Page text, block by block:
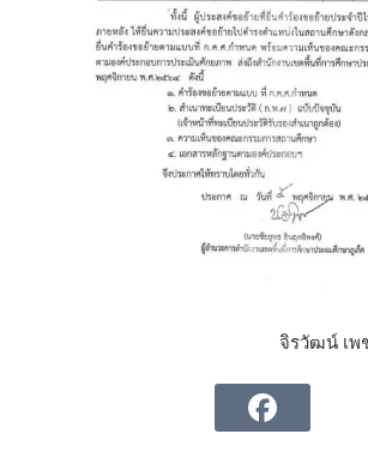
จิรวัฒน์ เพ